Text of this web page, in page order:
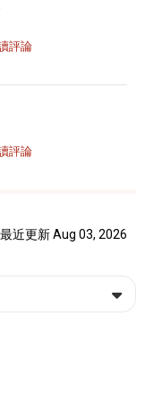
評論
評論
最近更新 Aug 03, 2026